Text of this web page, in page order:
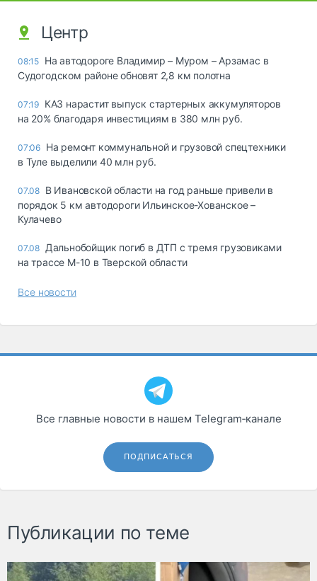
Центр
08:15 На автодороге Владимир – Муром – Арзамас в
Судогодском районе обновят 2,8 км полотна
07:19 КАЗ нарастит выпуск стартерных аккумуляторов
на 20% благодаря инвестициям в 380 млн руб.
07:06 На ремонт коммунальной и грузовой спецтехники
в Туле выделили 40 млн руб.
07.08 В Ивановской области на год раньше привели в
порядок 5 км автодороги Ильинское-Хованское –
Кулачево
07.08 Дальнобойщик погиб в ДТП с тремя грузовиками
на трассе М-10 в Тверской области
Все новости
Все главные новости в нашем Telegram‑канале
ПОДПИСАТЬСЯ
Публикации по теме